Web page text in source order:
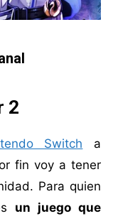
2
Switch a
fin voy a tener
Para quien
un juego que